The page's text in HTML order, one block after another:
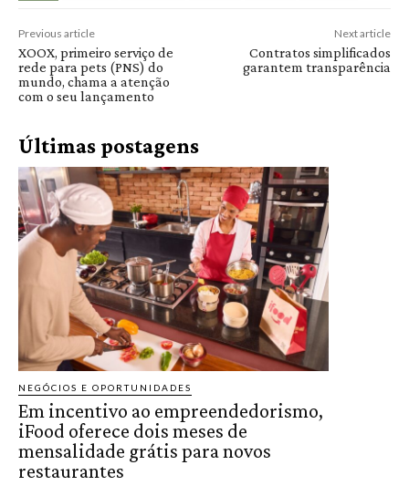
Previous article
XOOX, primeiro serviço de
rede para pets (PNS) do
mundo, chama a atenção
com o seu lançamento
Next article
Contratos simplificados
garantem transparência
Últimas postagens
NEGÓCIOS E OPORTUNIDADES
Em incentivo ao empreendedorismo,
iFood oferece dois meses de
mensalidade grátis para novos
restaurantes